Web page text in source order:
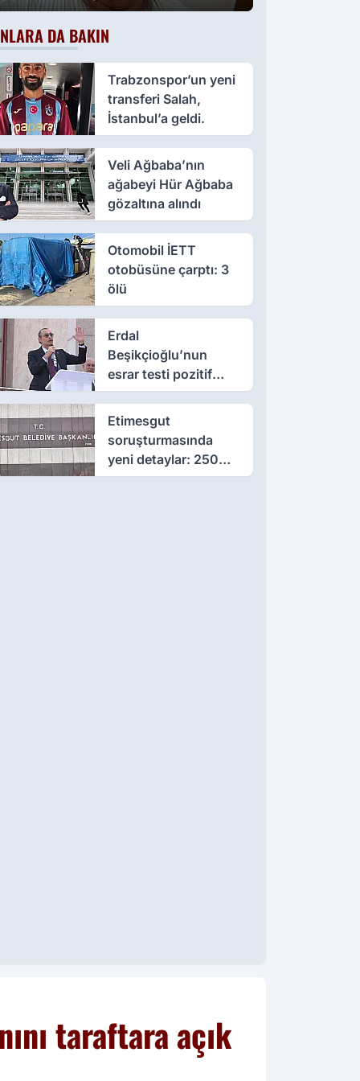
DA BAKIN
Trabzonspor’un yeni
transferi Salah,
İstanbul’a geldi.
Veli Ağbaba’nın
ağabeyi Hür Ağbaba
gözaltına alındı
Otomobil İETT
otobüsüne çarptı: 3
ölü
Erdal
Beşikçioğlu’nun
esrar testi pozitif
çıktı
Etimesgut
soruşturmasında
yeni detaylar: 250
milyon liralık rüşvet
taraftara açık